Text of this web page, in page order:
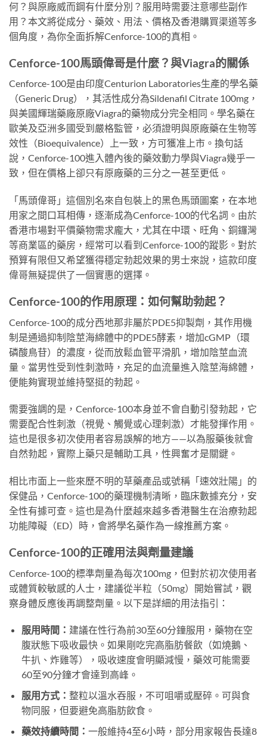
何？與原廠威而鋼有什麼分別？服用時需要注意哪些副作
用？本文將從成分、藥效、用法、價格及香港購買渠道等多
個角度，為你全面拆解Cenforce-100的真相。
Cenforce-100馬頭偉哥是什麼？與Viagra的關係
Cenforce-100是由印度Centurion Laboratories生產的學名藥
（Generic Drug），其活性成分為Sildenafil Citrate 100mg，
與美國輝瑞藥廠原廠Viagra的藥物成分完全相同。學名藥在
歐美及亞洲多國受到嚴格監管，必須證明與原廠藥在生物等
效性（Bioequivalence）上一致，方可獲准上市。換句話
說，Cenforce-100進入體內後的藥效動力學與Viagra幾乎一
致，但在價格上卻只有原廠藥的三分之一甚至更低。
「馬頭偉哥」這個別名來自包裝上的黑色馬頭圖案，在本地
用家之間口耳相傳，逐漸成為Cenforce-100的代名詞。由於
香港市場對平價藥物需求龐大，尤其在中環、旺角、銅鑼灣
等商業區的藥房，經常可以看到Cenforce-100的蹤影。對於
預算有限但又希望獲得穩定勃起效果的男士來說，這款印度
偉哥無疑提供了一個實惠的選擇。
Cenforce-100的作用原理：如何幫助勃起？
Cenforce-100的成分西地那非屬於PDE5抑製劑，其作用機
制是通過抑制陰莖海綿體中的PDE5酵素，增加cGMP（環
磷酸鳥苷）的濃度，從而放鬆血管平滑肌，增加陰莖血流
量。當男性受到性刺激時，充足的血流量進入陰莖海綿體，
便能夠實現並維持堅挺的勃起。
需要強調的是，Cenforce-100本身並不會自動引發勃起，它
需要配合性刺激（視覺、觸覺或心理刺激）才能發揮作用。
這也是很多初次使用者容易誤解的地方——以為服藥後就會
自然勃起，實際上藥只是輔助工具，性興奮才是關鍵。
相比市面上一些來歷不明的草藥產品或號稱「速效壯陽」的
保健品，Cenforce-100的藥理機制清晰，臨床數據充分，安
全性有據可查。這也是為什麼越來越多香港醫生在治療勃起
功能障礙（ED）時，會將學名藥作為一線推薦方案。
Cenforce-100的正確用法與劑量建議
Cenforce-100的標準劑量為每次100mg，但對於初次使用者
或體質較敏感的人士，建議從半粒（50mg）開始嘗試，觀
察身體反應後再調整劑量。以下是詳細的用法指引：
服用時間： 建議在性行為前30至60分鐘服用，藥物在空
腹狀態下吸收最快。如果剛吃完高脂肪餐飲（如燒鵝、
牛扒、炸雞等），吸收速度會明顯減慢，藥效可能需要
60至90分鐘才會達到高峰。
服用方式： 整粒以溫水吞服，不可咀嚼或壓碎。可與食
物同服，但要避免高脂肪飲食。
藥效持續時間： 一般維持4至6小時，部分用家報告長達8